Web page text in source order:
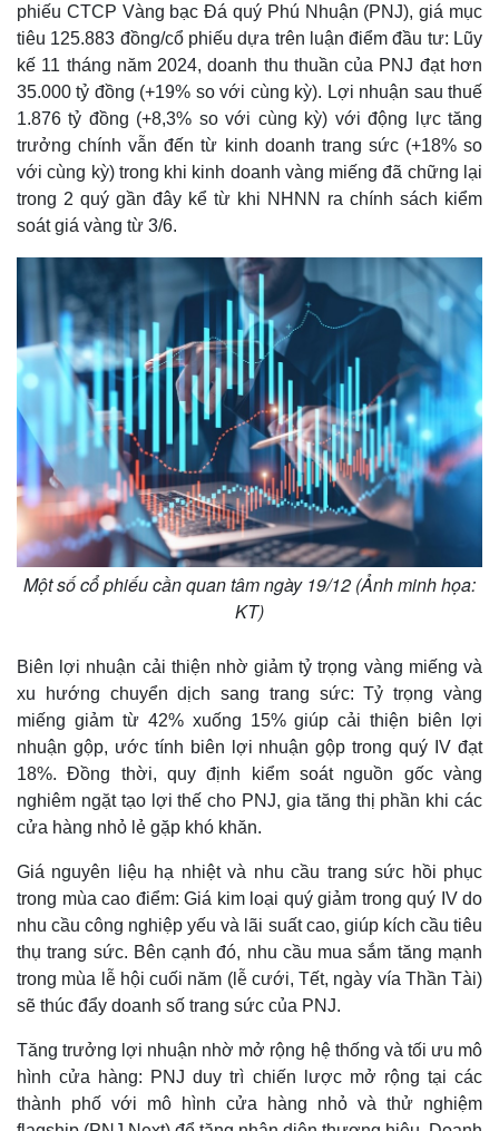
Kinh tế
Bất động sản
Khởi nghiệp
Thị trường
Giá vàng
Tiêu dùng
Tỷ giá
phiếu CTCP Vàng bạc Đá quý Phú Nhuận (PNJ), giá mục
tiêu 125.883 đồng/cổ phiếu dựa trên luận điểm đầu tư: Lũy
kế 11 tháng năm 2024, doanh thu thuần của PNJ đạt hơn
35.000 tỷ đồng (+19% so với cùng kỳ). Lợi nhuận sau thuế
1.876 tỷ đồng (+8,3% so với cùng kỳ) với động lực tăng
trưởng chính vẫn đến từ kinh doanh trang sức (+18% so
với cùng kỳ) trong khi kinh doanh vàng miếng đã chững lại
trong 2 quý gần đây kể từ khi NHNN ra chính sách kiểm
soát giá vàng từ 3/6.
Một số cổ phiếu cần quan tâm ngày 19/12 (Ảnh minh họa:
KT)
Biên lợi nhuận cải thiện nhờ giảm tỷ trọng vàng miếng và
xu hướng chuyển dịch sang trang sức: Tỷ trọng vàng
miếng giảm từ 42% xuống 15% giúp cải thiện biên lợi
nhuận gộp, ước tính biên lợi nhuận gộp trong quý IV đạt
18%. Đồng thời, quy định kiểm soát nguồn gốc vàng
nghiêm ngặt tạo lợi thế cho PNJ, gia tăng thị phần khi các
cửa hàng nhỏ lẻ gặp khó khăn.
Giá nguyên liệu hạ nhiệt và nhu cầu trang sức hồi phục
trong mùa cao điểm: Giá kim loại quý giảm trong quý IV do
nhu cầu công nghiệp yếu và lãi suất cao, giúp kích cầu tiêu
thụ trang sức. Bên cạnh đó, nhu cầu mua sắm tăng mạnh
trong mùa lễ hội cuối năm (lễ cưới, Tết, ngày vía Thần Tài)
sẽ thúc đẩy doanh số trang sức của PNJ.
Tăng trưởng lợi nhuận nhờ mở rộng hệ thống và tối ưu mô
hình cửa hàng: PNJ duy trì chiến lược mở rộng tại các
thành phố với mô hình cửa hàng nhỏ và thử nghiệm